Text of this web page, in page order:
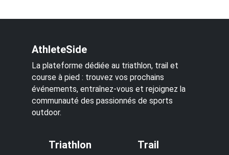
AthleteSide
La plateforme dédiée au triathlon, trail et
course à pied : trouvez vos prochains
événements, entraînez-vous et rejoignez la
communauté des passionnés de sports
outdoor.
Triathlon Trail